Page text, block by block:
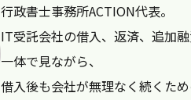
行政書士事務所ACTION代表。
IT受託会社の借入、返済、追加
一体で見ながら、
借入後も会社が無理なく続くため